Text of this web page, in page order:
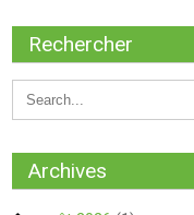
Rechercher
Archives